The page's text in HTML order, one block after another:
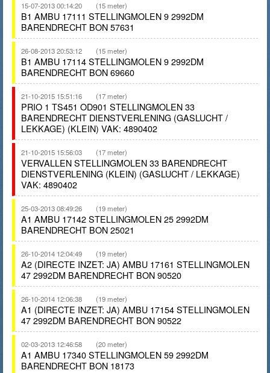
15-07-2013 00:14:20 (15 meter)
B1 AMBU 17111 STELLINGMOLEN 9 2992DM
BARENDRECHT BON 57631
26-08-2013 20:53:12 (15 meter)
B1 AMBU 17114 STELLINGMOLEN 9 2992DM
BARENDRECHT BON 69660
21-10-2015 15:51:16 (17 meter)
PRIO 1 TS451 OD901 STELLINGMOLEN 33
BARENDRECHT DIENSTVERLENING (GASLUCHT /
LEKKAGE) (KLEIN) VAK: 4890402
21-10-2015 15:56:03 (17 meter)
VERVALLEN STELLINGMOLEN 33 BARENDRECHT
DIENSTVERLENING (KLEIN) (GASLUCHT / LEKKAGE)
VAK: 4890402
25-03-2013 08:49:26 (19 meter)
A1 AMBU 17142 STELLINGMOLEN 25 2992DM
BARENDRECHT BON 25021
26-10-2014 12:04:49 (19 meter)
A2 (DIRECTE INZET: JA) AMBU 17161 STELLINGMOLEN
47 2992DM BARENDRECHT BON 90520
26-10-2014 12:06:38 (19 meter)
A1 (DIRECTE INZET: JA) AMBU 17154 STELLINGMOLEN
47 2992DM BARENDRECHT BON 90522
02-03-2013 12:46:58 (20 meter)
A1 AMBU 17340 STELLINGMOLEN 59 2992DM
BARENDRECHT BON 18173